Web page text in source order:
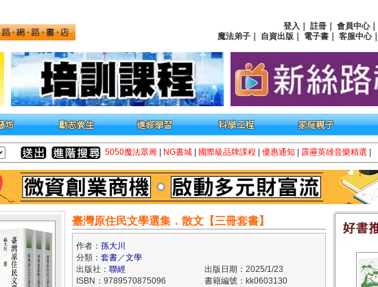
登入 註冊 會員中心｜
魔法弟子
自資出版 電子書 客服中心｜
5050魔法眾籌 NG書城 國際級品牌課程 優惠通知 霹靂英雄音樂精選
臺灣原住民文學選集．散文【三冊套書】
作者： 孫大川
分類： 套書／文學
出版社： 聯經
出版日期：2025/1/23
ISBN：9789570875096
書籍編號：kk0603130